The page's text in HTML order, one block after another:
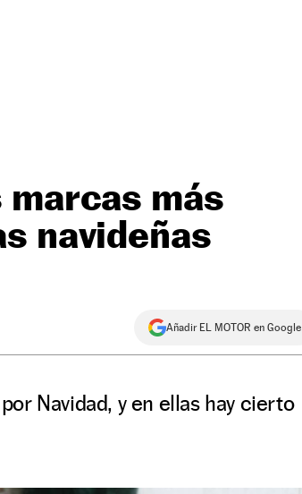
más
navideñas
Añadir EL MOTOR en Google
Navidad, y en ellas hay cierto